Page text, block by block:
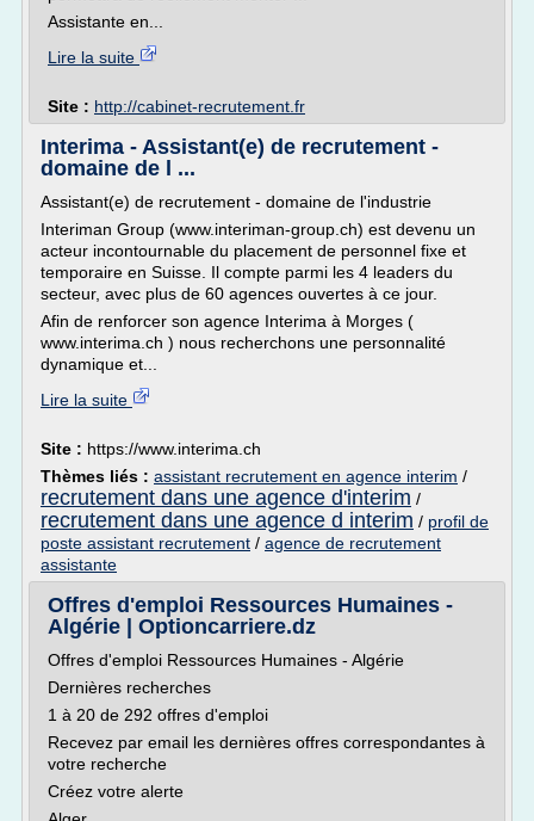
Assistante en...
Lire la suite
Site : http://cabinet-recrutement.fr
Interima - Assistant(e) de recrutement -
domaine de l ...
Assistant(e) de recrutement - domaine de l'industrie
Interiman Group (www.interiman-group.ch) est devenu un
acteur incontournable du placement de personnel fixe et
temporaire en Suisse. Il compte parmi les 4 leaders du
secteur, avec plus de 60 agences ouvertes à ce jour.
Afin de renforcer son agence Interima à Morges (
www.interima.ch ) nous recherchons une personnalité
dynamique et...
Lire la suite
Site : https://www.interima.ch
Thèmes liés : assistant recrutement en agence interim /
recrutement dans une agence d'interim /
recrutement dans une agence d interim / profil de
poste assistant recrutement / agence de recrutement
assistante
Offres d'emploi Ressources Humaines -
Algérie | Optioncarriere.dz
Offres d'emploi Ressources Humaines - Algérie
Dernières recherches
1 à 20 de 292 offres d'emploi
Recevez par email les dernières offres correspondantes à
votre recherche
Créez votre alerte